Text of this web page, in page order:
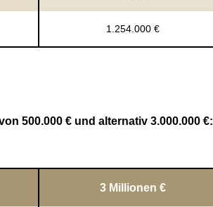
500.000 € und alternativ 3.000.000 €:
1.254.000 €
3 Millionen €